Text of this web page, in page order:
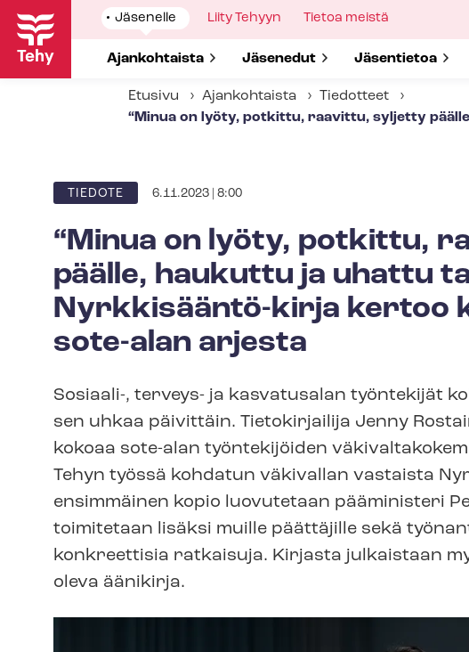
Hyppää
pääsisältöön
Show
submenu
Jäsenelle
Show submenu for
Ajankohtaista Show submenu for
Jäsenedut Show
Jäsentietoa
Show
Liity Tehyyn
Show
Tietoa meistä
Etusivu Ajankohtaista
Tiedotteet
“Minua on lyöty, potkittu, raavittu, syljetty
ARTIKKELIN
TIEDOTE 6.11.2023 | 8:00
“Minua on lyöty, potkittu,
päälle, haukuttu ja uhattu
Nyrkkisääntö-​kirja kertoo
sote-alan arjesta
Sosiaali-, terveys- ja kasvatusalan työntekijät
sen uhkaa päivittäin. Tietokirjailija Jenny
kokoaa sote-alan työntekijöiden
Tehyn työssä kohdatun väkivallan vastaista
ensimmäinen kopio luovutetaan pääministeri
toimitetaan lisäksi muille päättäjille sekä
konkreettisia ratkaisuja. Kirjasta julkaistaan
oleva äänikirja.